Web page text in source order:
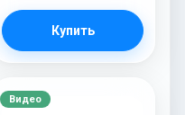
Купить
Видео